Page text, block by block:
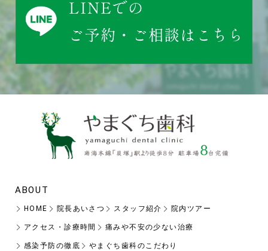
ABOUT
HOME 院長あいさつ スタッフ紹介 院内ツアー
アクセス・診療時間 痛みや不安の少ない治療
感染予防の徹底 やまぐち歯科のこだわり